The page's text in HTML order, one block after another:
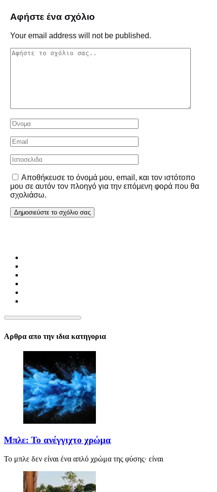
Αφήστε ένα σχόλιο
Your email address will not be published.
Αποθήκευσε το όνομά μου, email, και τον ιστότοπο
μου σε αυτόν τον πλοηγό για την επόμενη φορά που θα
σχολιάσω.
Αρθρα απο την ιδια κατηγορια
Μπλε: Το ανέγγιχτο χρώμα
Το μπλε δεν είναι ένα απλό χρώμα της φύσης· είναι